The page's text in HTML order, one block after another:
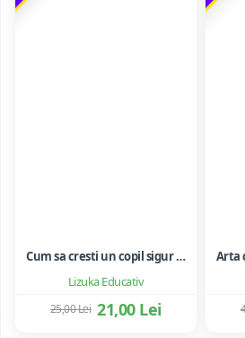
Lizuka Educativ
Cum sa cresti un copil sigur de sine ... si sa-i consolidezi autostima
21,00 Lei
25,00 Lei